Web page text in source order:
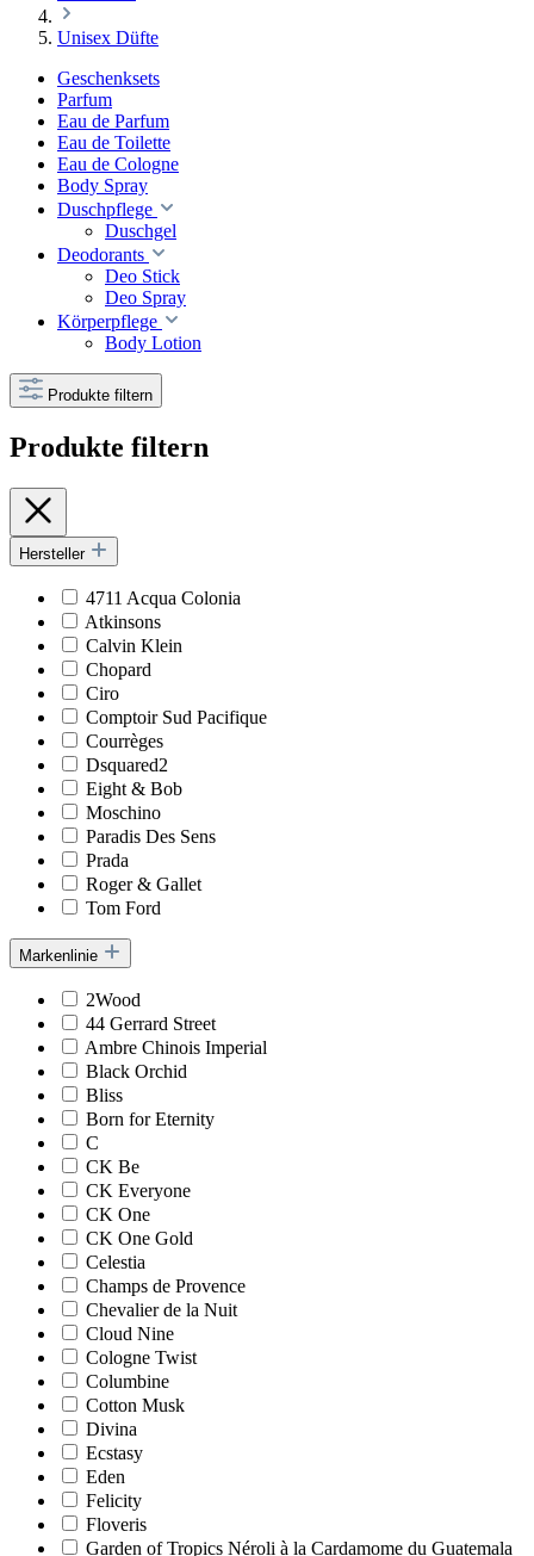
Unisex Düfte
Geschenksets
Parfum
Eau de Parfum
Eau de Toilette
Eau de Cologne
Body Spray
Duschpflege
Duschgel
Deodorants
Deo Stick
Deo Spray
Körperpflege
Body Lotion
Produkte filtern
Produkte filtern
Hersteller
4711 Acqua Colonia
Atkinsons
Calvin Klein
Chopard
Ciro
Comptoir Sud Pacifique
Courrèges
Dsquared2
Eight & Bob
Moschino
Paradis Des Sens
Prada
Roger & Gallet
Tom Ford
Markenlinie
2Wood
44 Gerrard Street
Ambre Chinois Imperial
Black Orchid
Bliss
Born for Eternity
C
CK Be
CK Everyone
CK One
CK One Gold
Celestia
Champs de Provence
Chevalier de la Nuit
Cloud Nine
Cologne Twist
Columbine
Cotton Musk
Divina
Ecstasy
Eden
Felicity
Floveris
Garden of Tropics Néroli à la Cardamome du Guatemala